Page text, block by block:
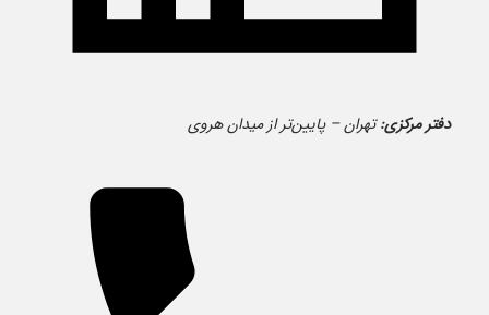
دفتر مرکزی:تهران – پایین‌تر از میدان هروی